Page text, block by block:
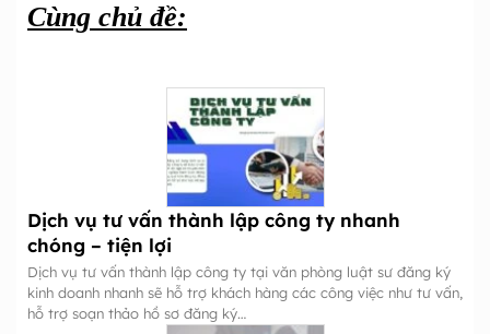
Cùng chủ đề:
Dịch vụ tư vấn thành lập công ty nhanh
chóng – tiện lợi
Dịch vụ tư vấn thành lập công ty tại văn phòng luật sư đăng ký
kinh doanh nhanh sẽ hỗ trợ khách hàng các công việc như tư vấn,
hỗ trợ soạn thảo hồ sơ đăng ký…